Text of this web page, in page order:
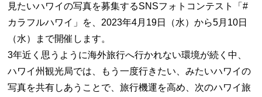
見たいハワイの写真を募集するSNSフォトコンテスト「#
カラフルハワイ」を、2023年4月19日（水）から5月10日
（水）まで開催します。
3年近く思うように海外旅行へ行かれない環境が続く中、
ハワイ州観光局では、もう一度行きたい、みたいハワイの
写真を共有しあうことで、旅行機運を高め、次のハワイ旅